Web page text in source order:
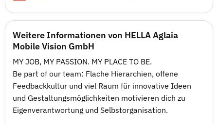
Weitere Informationen von HELLA Aglaia
Mobile Vision GmbH
MY JOB, MY PASSION. MY PLACE TO BE.
Be part of our team: Flache Hierarchien, offene
Feedbackkultur und viel Raum für innovative Ideen
und Gestaltungsmöglichkeiten motivieren dich zu
Eigenverantwortung und Selbstorganisation.